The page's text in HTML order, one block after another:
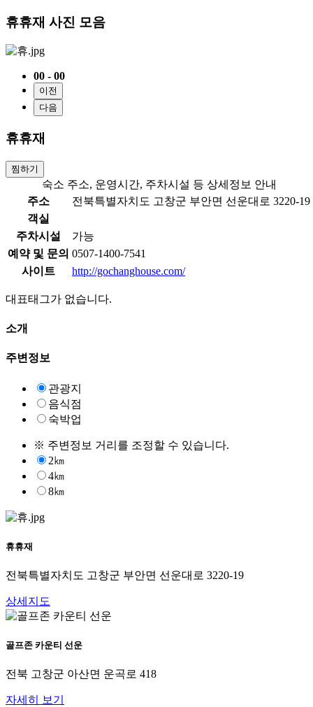
휴휴재 사진 모음
00 - 00
이전
다음
휴휴재
찜하기
숙소 주소, 운영시간, 주차시설 등 상세정보 안내
주소
전북특별자치도 고창군 부안면 선운대로 3220-19
객실
주차시설
가능
예약 및 문의 0507-1400-7541
사이트
http://gochanghouse.com/
대표태그가 없습니다.
소개
주변정보
관광지
음식점
숙박업
※ 주변정보 거리를 조정할 수 있습니다.
2㎞
4㎞
8㎞
휴휴재
전북특별자치도 고창군 부안면 선운대로 3220-19
상세지도
골프존 카운티 선운
전북 고창군 아산면 운곡로 418
자세히 보기